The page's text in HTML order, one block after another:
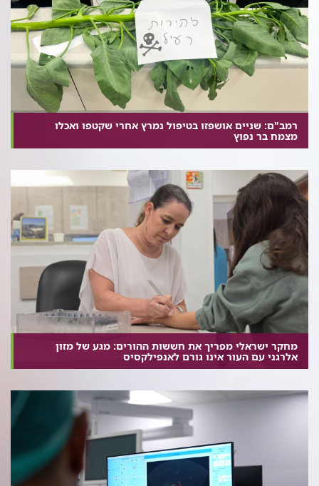
רמב"ם: שניים אושפזו בטיפול נמרץ אחרי שקטפו ואכלו
מצמח בר נפוץ
מחקר ישראלי מפריך את חששות ההורים: מגע של מזון
אלרגני עם העור אינו גורם לאנפילקסיס